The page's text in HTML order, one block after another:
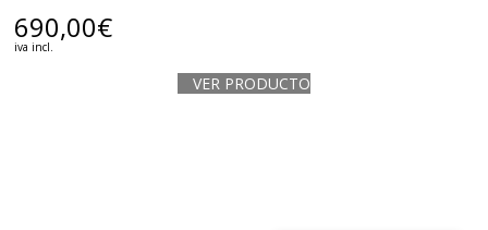
690,00€
iva incl.
VER PRODUCTO